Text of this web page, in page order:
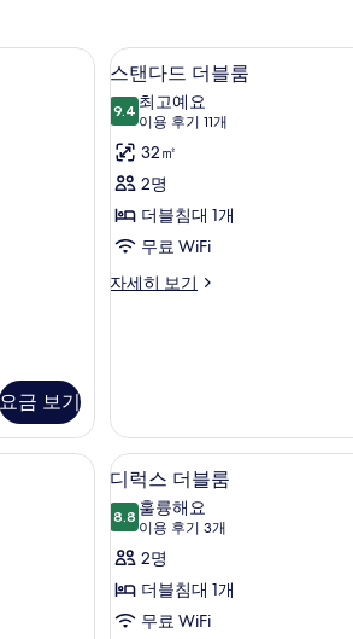
Bed) | 객실 내 금고, 책상, 방음 설비, 무료 WiFi
요금 보기
스
탠
다
드
더
블
룸
사
기
4
스탠다드 더블룸
9.49.4점 만점 중 10점
최고예요
이용 후기 11개
(이
용
후
기
개)
32㎡
2명
더블침대 1개
무료 WiFi
자세히 보기
스
자
세
히
보
기
음 설비, 무료 WiFi
디
럭
스
더
블
룸
4
디럭스 더블룸
8.88.8점 만점 중 10점
훌륭해요
이용 후기 3개
(이
용
후
기
2명
더블침대 1개
무료 WiFi